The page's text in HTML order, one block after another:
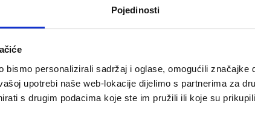
Pojedinosti
bismo personalizirali sadržaj i oglase, omogućili značajke
upotrebi naše web-lokacije dijelimo s partnerima za
s drugim podacima koje ste im pružili ili koje su
Dubravka Miklec Sanja Jakovljević Rogić
SRETNI BROJ 1; nastavni listići za
u prvom razredu osnovne
556519